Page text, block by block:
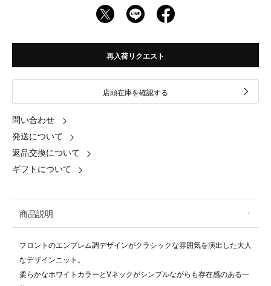
再入荷リクエスト
店頭在庫を確認する
問い合わせ
発送について
返品交換について
ギフトについて
商品説明
フロントのエンブレム調デザインがクラシックな雰囲気を演出した大人
なデザインニット。
柔らかなホワイトカラーとVネックがシンプルながらも存在感のある一